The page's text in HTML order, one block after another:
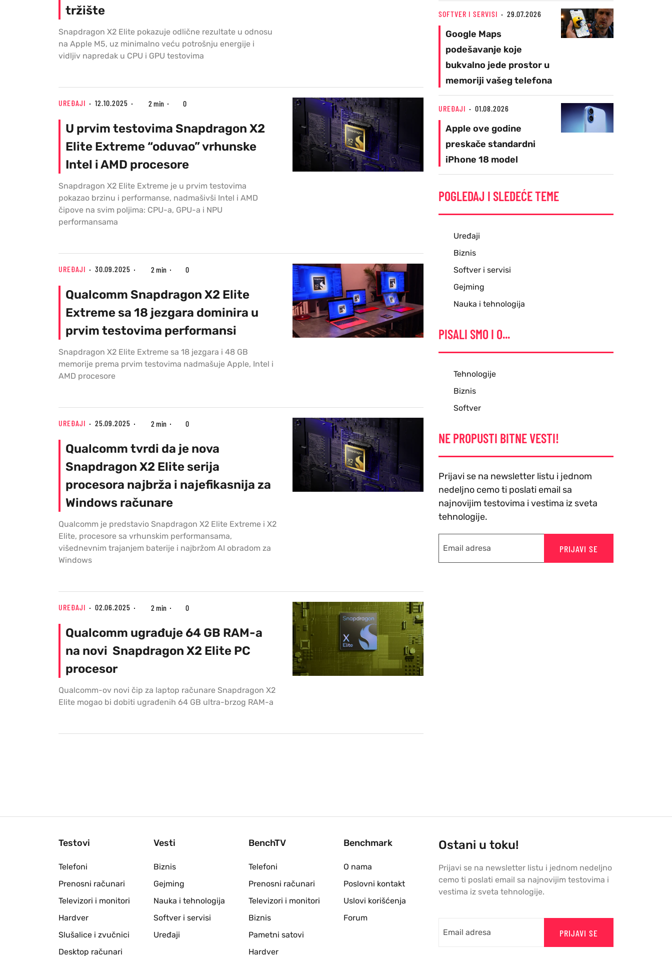
tržište
Snapdragon X2 Elite pokazuje odlične rezultate u odnosu
na Apple M5, uz minimalno veću potrošnju energije i
vidljiv napredak u CPU i GPU testovima
UREĐAJI 12.10.2025 2 min 0
U prvim testovima Snapdragon X2
Elite Extreme “oduvao” vrhunske
Intel i AMD procesore
Snapdragon X2 Elite Extreme je u prvim testovima
pokazao brzinu i performanse, nadmašivši Intel i AMD
čipove na svim poljima: CPU-a, GPU-a i NPU
performansama
UREĐAJI 30.09.2025 2 min 0
Qualcomm Snapdragon X2 Elite
Extreme sa 18 jezgara dominira u
prvim testovima performansi
Snapdragon X2 Elite Extreme sa 18 jezgara i 48 GB
memorije prema prvim testovima nadmašuje Apple, Intel i
AMD procesore
UREĐAJI 25.09.2025 2 min 0
Qualcomm tvrdi da je nova
Snapdragon X2 Elite serija
procesora najbrža i najefikasnija za
Windows računare
Qualcomm je predstavio Snapdragon X2 Elite Extreme i X2
Elite, procesore sa vrhunskim performansama,
višednevnim trajanjem baterije i najbržom AI obradom za
Windows
UREĐAJI 02.06.2025 2 min 0
Qualcomm ugrađuje 64 GB RAM-a
na novi Snapdragon X2 Elite PC
procesor
Qualcomm-ov novi čip za laptop računare Snapdragon X2
Elite mogao bi dobiti ugrađenih 64 GB ultra-brzog RAM-a
SOFTVER I SERVISI 29.07.2026
Google Maps
podešavanje koje
bukvalno jede prostor u
memoriji vašeg telefona
UREĐAJI 01.08.2026
Apple ove godine
preskače standardni
iPhone 18 model
POGLEDAJ I SLEDEĆE TEME
Uređaji
Biznis
Softver i servisi
Gejming
Nauka i tehnologija
PISALI SMO I O...
Tehnologije
Biznis
Softver
NE PROPUSTI BITNE VESTI!
Prijavi se na newsletter listu i jednom
nedeljno cemo ti poslati email sa
najnovijim testovima i vestima iz sveta
tehnologije.
PRIJAVI SE
Testovi
Telefoni
Prenosni računari
Televizori i monitori
Hardver
Slušalice i zvučnici
Desktop računari
Vesti
Biznis
Gejming
Nauka i tehnologija
Softver i servisi
Uređaji
BenchTV
Telefoni
Prenosni računari
Televizori i monitori
Biznis
Pametni satovi
Hardver
Benchmark
O nama
Poslovni kontakt
Uslovi korišćenja
Forum
Ostani u toku!
Prijavi se na newsletter listu i jednom nedeljno
cemo ti poslati email sa najnovijim testovima i
vestima iz sveta tehnologije.
PRIJAVI SE